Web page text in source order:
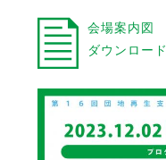
会場案内図
ダウンロード